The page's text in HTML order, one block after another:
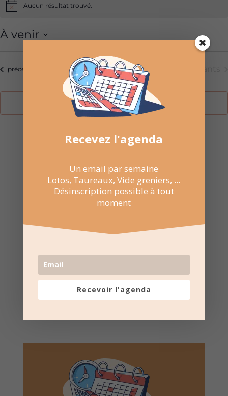
NoticeAucun résultat trouvé.
À venir
Évènements
précédents Aujourd’hui
S’abonner au calendrier
 NE RATEZ PAS
LES
PROCHAINES
une fois par semaine.
Recevez l'agenda
Un email par semaine
Lotos, Taureaux, Vide greniers, ...
Désinscription possible à tout
moment
Recevoir l'agenda